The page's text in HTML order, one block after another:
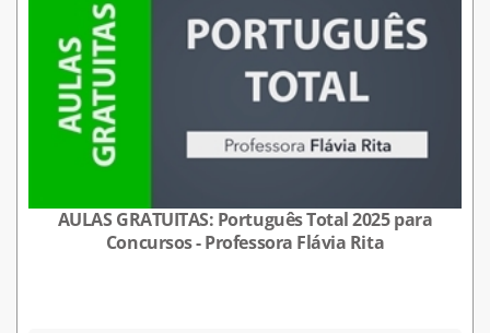
AULAS GRATUITAS: Português Total 2025 para
Concursos - Professora Flávia Rita